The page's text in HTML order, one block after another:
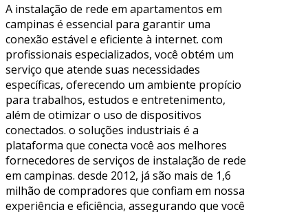
A instalação de rede em apartamentos em
campinas é essencial para garantir uma
conexão estável e eficiente à internet. com
profissionais especializados, você obtém um
serviço que atende suas necessidades
específicas, oferecendo um ambiente propício
para trabalhos, estudos e entretenimento,
além de otimizar o uso de dispositivos
conectados. o soluções industriais é a
plataforma que conecta você aos melhores
fornecedores de serviços de instalação de rede
em campinas. desde 2012, já são mais de 1,6
milhão de compradores que confiam em nossa
experiência e eficiência, assegurando que você